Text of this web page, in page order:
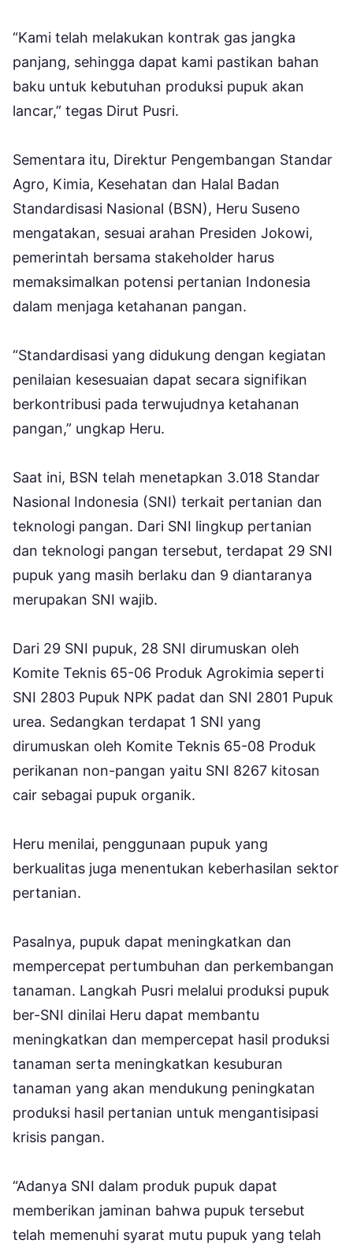
“Kami telah melakukan kontrak gas jangka
panjang, sehingga dapat kami pastikan bahan
baku untuk kebutuhan produksi pupuk akan
lancar,” tegas Dirut Pusri.
Sementara itu, Direktur Pengembangan Standar
Agro, Kimia, Kesehatan dan Halal Badan
Standardisasi Nasional (BSN), Heru Suseno
mengatakan, sesuai arahan Presiden Jokowi,
pemerintah bersama stakeholder harus
memaksimalkan potensi pertanian Indonesia
dalam menjaga ketahanan pangan.
“Standardisasi yang didukung dengan kegiatan
penilaian kesesuaian dapat secara signifikan
berkontribusi pada terwujudnya ketahanan
pangan,” ungkap Heru.
Saat ini, BSN telah menetapkan 3.018 Standar
Nasional Indonesia (SNI) terkait pertanian dan
teknologi pangan. Dari SNI lingkup pertanian
dan teknologi pangan tersebut, terdapat 29 SNI
pupuk yang masih berlaku dan 9 diantaranya
merupakan SNI wajib.
Dari 29 SNI pupuk, 28 SNI dirumuskan oleh
Komite Teknis 65-06 Produk Agrokimia seperti
SNI 2803 Pupuk NPK padat dan SNI 2801 Pupuk
urea. Sedangkan terdapat 1 SNI yang
dirumuskan oleh Komite Teknis 65-08 Produk
perikanan non-pangan yaitu SNI 8267 kitosan
cair sebagai pupuk organik.
Heru menilai, penggunaan pupuk yang
berkualitas juga menentukan keberhasilan sektor
pertanian.
Pasalnya, pupuk dapat meningkatkan dan
mempercepat pertumbuhan dan perkembangan
tanaman. Langkah Pusri melalui produksi pupuk
ber-SNI dinilai Heru dapat membantu
meningkatkan dan mempercepat hasil produksi
tanaman serta meningkatkan kesuburan
tanaman yang akan mendukung peningkatan
produksi hasil pertanian untuk mengantisipasi
krisis pangan.
“Adanya SNI dalam produk pupuk dapat
memberikan jaminan bahwa pupuk tersebut
telah memenuhi syarat mutu pupuk yang telah